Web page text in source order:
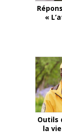
«
Outils
la